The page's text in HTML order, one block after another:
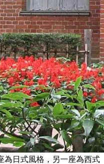
為日式風格，另一座為西式